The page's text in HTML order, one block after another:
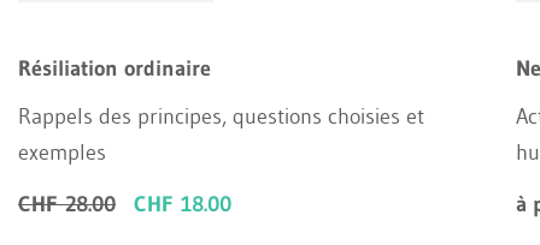
Résiliation ordinaire
Rappels des principes, questions choisies et
exemples
CHF 28.00
CHF 18.00
à